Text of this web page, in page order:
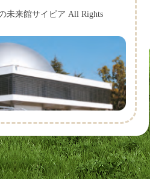
未来館サイピア All Rights